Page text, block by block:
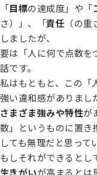
「目標の達成度」や「
さ）」、「責任 （の
しましたが、
要は「人に何で点数を
話です。
私はもともと、この「
強い違和感がありまし
さまざま強みや特性が
数」というものに置き
しても無理だと思って
もしそれができるとし
生きがいが高まるとは